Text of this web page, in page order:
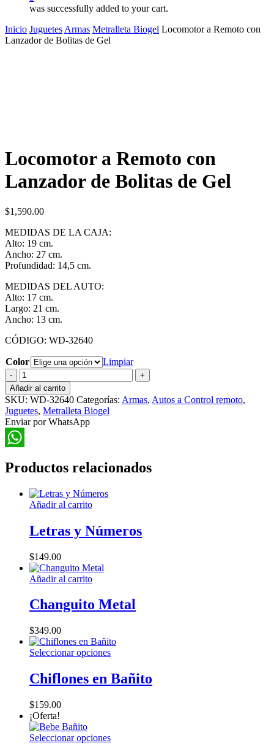
was successfully added to your cart.
Inicio Juguetes Armas Metralleta Biogel Locomotor a Remoto con
Lanzador de Bolitas de Gel
Locomotor a Remoto con
Lanzador de Bolitas de Gel
$1,590.00
MEDIDAS DE LA CAJA:
Alto: 19 cm.
Ancho: 27 cm.
Profundidad: 14,5 cm.
MEDIDAS DEL AUTO:
Alto: 17 cm.
Largo: 21 cm.
Ancho: 13 cm.
CÓDIGO: WD-32640
Color
Limpiar
Locomotor
a
Remoto
con
Lanzador
de
Bolitas
de
Gel
cantidad
Añadir al carrito
SKU: WD-32640 Categorías: Armas, Autos a Control remoto,
Juguetes, Metralleta Biogel
Enviar por WhatsApp
Productos relacionados
Añadir al carrito
Letras y Números
$149.00
Añadir al carrito
Changuito Metal
$349.00
Seleccionar opcionesEste
tiene
múltiples
pueden
Chiflones en Bañito
$159.00
¡Oferta!
Seleccionar opcionesEste